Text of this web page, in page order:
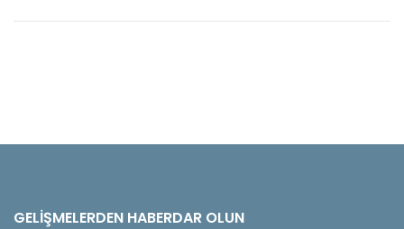
GELIŞMELERDEN HABERDAR OLUN